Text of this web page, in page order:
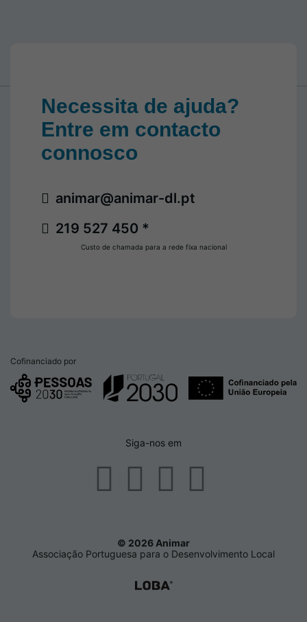
Necessita de ajuda?
Entre em contacto
connosco
219 527 450 *
animar@animar-dl.pt
Custo de chamada para a rede fixa nacional
Cofinanciado por
Siga-nos em
© 2026 Animar
Associação Portuguesa para o Desenvolvimento Local